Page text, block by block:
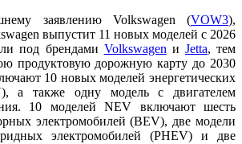
заявлению Volkswagen (VOW3),
выпустит 11 новых моделей с 2026
под брендами Volkswagen и Jetta, тем
продуктовую дорожную карту до 2030
10 новых моделей энергетических
а также одну модель с двигателем
10 моделей NEV включают шесть
электромобилей (BEV), две модели
электромобилей (PHEV) и две